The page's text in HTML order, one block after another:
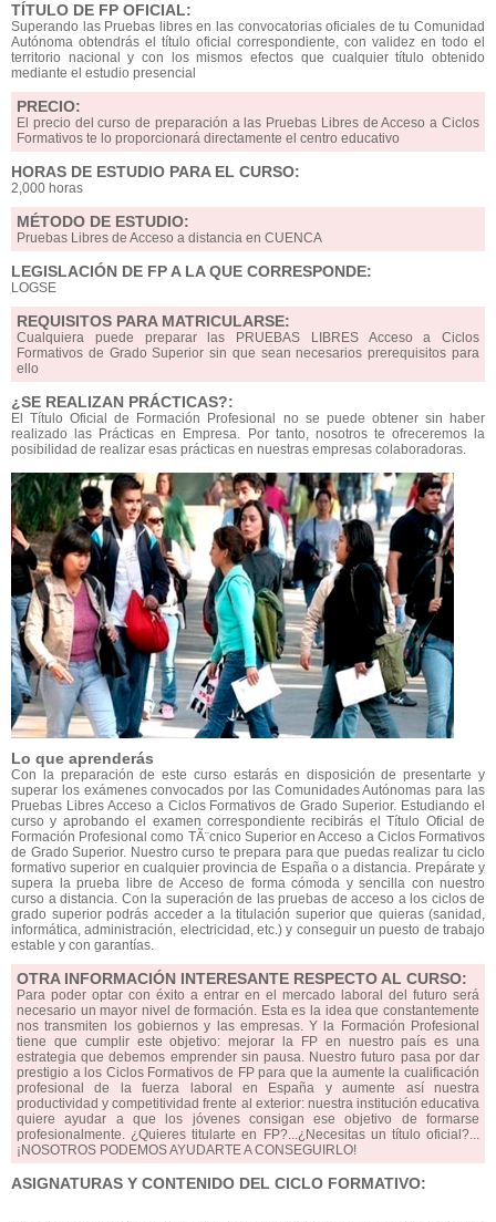
TÍTULO DE FP OFICIAL:
Superando las Pruebas libres en las convocatorias oficiales de tu Comunidad
Autónoma obtendrás el título oficial correspondiente, con validez en todo el
territorio nacional y con los mismos efectos que cualquier título obtenido
mediante el estudio presencial
PRECIO:
El precio del curso de preparación a las Pruebas Libres de Acceso a Ciclos
Formativos te lo proporcionará directamente el centro educativo
HORAS DE ESTUDIO PARA EL CURSO:
2,000 horas
MÉTODO DE ESTUDIO:
Pruebas Libres de Acceso a distancia en CUENCA
LEGISLACIÓN DE FP A LA QUE CORRESPONDE:
LOGSE
REQUISITOS PARA MATRICULARSE:
Cualquiera puede preparar las PRUEBAS LIBRES Acceso a Ciclos
Formativos de Grado Superior sin que sean necesarios prerequisitos para
ello
¿SE REALIZAN PRÁCTICAS?:
El Título Oficial de Formación Profesional no se puede obtener sin haber
realizado las Prácticas en Empresa. Por tanto, nosotros te ofreceremos la
posibilidad de realizar esas prácticas en nuestras empresas colaboradoras.
Lo que aprenderás
Con la preparación de este curso estarás en disposición de presentarte y
superar los exámenes convocados por las Comunidades Autónomas para las
Pruebas Libres Acceso a Ciclos Formativos de Grado Superior. Estudiando el
curso y aprobando el examen correspondiente recibirás el Título Oficial de
Formación Profesional como TÃ¨cnico Superior en Acceso a Ciclos Formativos
de Grado Superior. Nuestro curso te prepara para que puedas realizar tu ciclo
formativo superior en cualquier provincia de España o a distancia. Prepárate y
supera la prueba libre de Acceso de forma cómoda y sencilla con nuestro
curso a distancia. Con la superación de las pruebas de acceso a los ciclos de
grado superior podrás acceder a la titulación superior que quieras (sanidad,
informática, administración, electricidad, etc.) y conseguir un puesto de trabajo
estable y con garantías.
OTRA INFORMACIÓN INTERESANTE RESPECTO AL CURSO:
Para poder optar con éxito a entrar en el mercado laboral del futuro será
necesario un mayor nivel de formación. Esta es la idea que constantemente
nos transmiten los gobiernos y las empresas. Y la Formación Profesional
tiene que cumplir este objetivo: mejorar la FP en nuestro país es una
estrategia que debemos emprender sin pausa. Nuestro futuro pasa por dar
prestigio a los Ciclos Formativos de FP para que la aumente la cualificación
profesional de la fuerza laboral en España y aumente así nuestra
productividad y competitividad frente al exterior: nuestra institución educativa
quiere ayudar a que los jóvenes consigan ese objetivo de formarse
profesionalmente. ¿Quieres titularte en FP?...¿Necesitas un título oficial?...
¡NOSOTROS PODEMOS AYUDARTE A CONSEGUIRLO!
ASIGNATURAS Y CONTENIDO DEL CICLO FORMATIVO: